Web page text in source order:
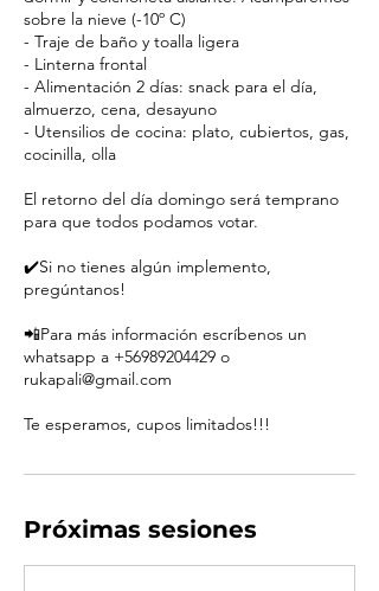
sobre la nieve (-10º C)
- Traje de baño y toalla ligera
- Linterna frontal
- Alimentación 2 días: snack para el día,
almuerzo, cena, desayuno
- Utensilios de cocina: plato, cubiertos, gas,
cocinilla, olla
El retorno del día domingo será temprano
para que todos podamos votar.
✔️Si no tienes algún implemento,
pregúntanos!
📲Para más información escríbenos un
whatsapp a +56989204429 o
rukapali@gmail.com
Te esperamos, cupos limitados!!!
Próximas sesiones